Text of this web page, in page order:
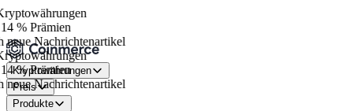
% Prämien
Nachrichtenartikel
% Prämien
Nachrichtenartikel
Kryptowährungen
Preis
Produkte